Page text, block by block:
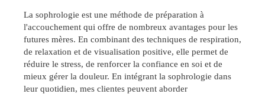
La sophrologie est une méthode de préparation à
l'accouchement qui offre de nombreux avantages pour les
futures mères. En combinant des techniques de respiration,
de relaxation et de visualisation positive, elle permet de
réduire le stress, de renforcer la confiance en soi et de
mieux gérer la douleur. En intégrant la sophrologie dans
leur quotidien, mes clientes peuvent aborder